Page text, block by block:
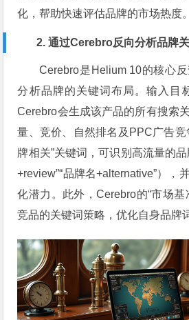
化，帮助快速评估品牌的市场热度。
2. 通过Cerebro反向分析品牌
Cerebro是Helium 10的核心
分析品牌的关键词布局。输入目
Cerebro会生成该产品的所有搜索
量、竞价、自然排名及PPC广告竞
牌相关”关键词，可识别高流量的
+review”“品牌名+alternative”），
化潜力。此外，Cerebro的“市场基
竞品的关键词策略，优化自身品牌